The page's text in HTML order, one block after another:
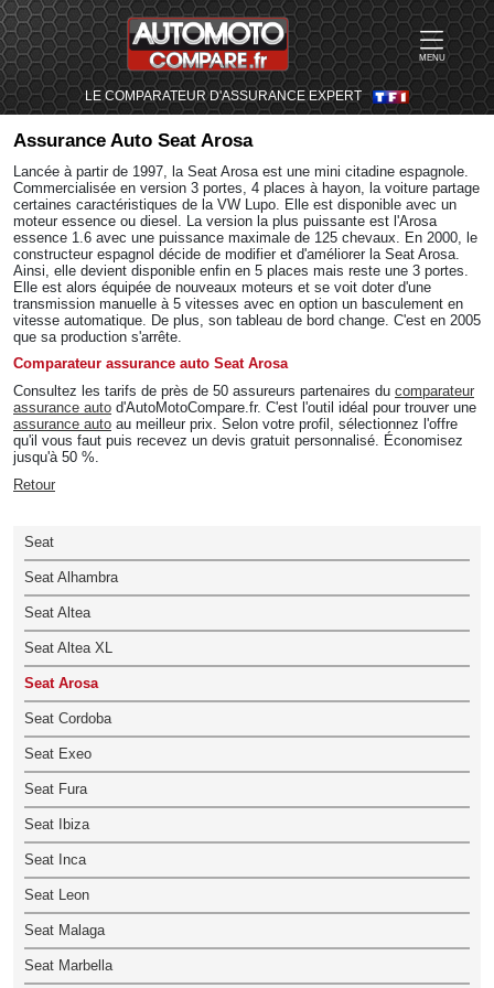
MENU
LE COMPARATEUR D'ASSURANCE EXPERT
Assurance Auto Seat Arosa
Lancée à partir de 1997, la Seat Arosa est une mini citadine espagnole.
Commercialisée en version 3 portes, 4 places à hayon, la voiture partage
certaines caractéristiques de la VW Lupo. Elle est disponible avec un
moteur essence ou diesel. La version la plus puissante est l'Arosa
essence 1.6 avec une puissance maximale de 125 chevaux. En 2000, le
constructeur espagnol décide de modifier et d'améliorer la Seat Arosa.
Ainsi, elle devient disponible enfin en 5 places mais reste une 3 portes.
Elle est alors équipée de nouveaux moteurs et se voit doter d'une
transmission manuelle à 5 vitesses avec en option un basculement en
vitesse automatique. De plus, son tableau de bord change. C'est en 2005
que sa production s'arrête.
Comparateur assurance auto Seat Arosa
Consultez les tarifs de près de 50 assureurs partenaires du comparateur
assurance auto d'AutoMotoCompare.fr. C'est l'outil idéal pour trouver une
assurance auto au meilleur prix. Selon votre profil, sélectionnez l'offre
qu'il vous faut puis recevez un devis gratuit personnalisé. Économisez
jusqu'à 50 %.
Retour
Seat
Seat Alhambra
Seat Altea
Seat Altea XL
Seat Arosa
Seat Cordoba
Seat Exeo
Seat Fura
Seat Ibiza
Seat Inca
Seat Leon
Seat Malaga
Seat Marbella